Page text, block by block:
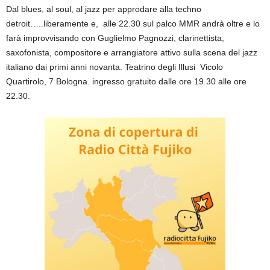
Dal blues, al soul, al jazz per approdare alla techno
detroit…..liberamente e, alle 22.30 sul palco MMR andrà oltre e lo
farà improvvisando con Guglielmo Pagnozzi, clarinettista,
saxofonista, compositore e arrangiatore attivo sulla scena del jazz
italiano dai primi anni novanta. Teatrino degli Illusi Vicolo
Quartirolo, 7 Bologna. ingresso gratuito dalle ore 19.30 alle ore
22.30.